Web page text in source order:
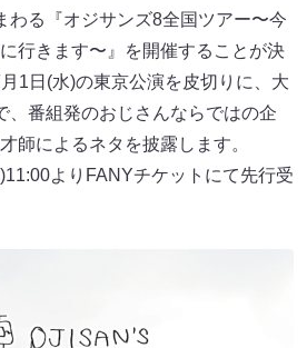
わる『オジサンズ8全国ツアー〜今
行きます〜』を開催することが決
1日(水)の東京公演を皮切りに、大
、番組発のおじさんならではの企
師によるネタを披露します。
よりFANYチケットにて先行受